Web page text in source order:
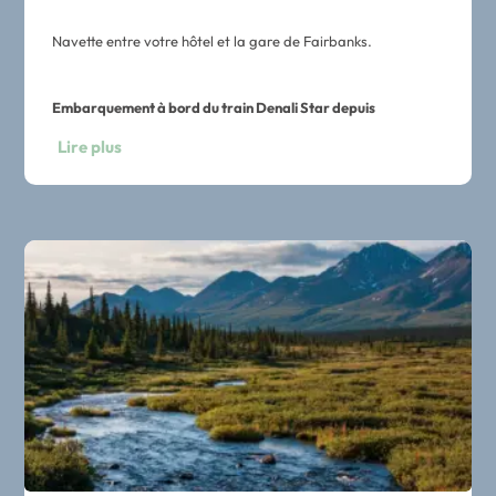
Navette entre votre hôtel et la gare de Fairbanks.
Embarquement à bord du train Denali Star depuis
Fairbanks pour rejoindre le Denali National Park.
Nuit aux abords du Denali Park.
Lire plus